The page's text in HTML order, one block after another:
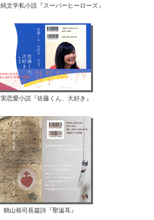
文学私小説『スーパーヒーローズ』
恋愛小説『佐藤くん、大好き』
鶴山裕司長篇詩『聖遠耳』